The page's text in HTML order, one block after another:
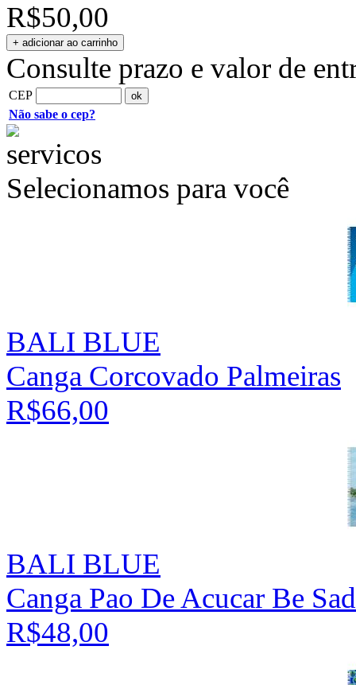
R$50,00
Consulte prazo e valor de
CEP
Não sabe o cep?
Selecionamos para você
BALI BLUE
Canga Corcovado Palmeiras
R$66,00
BALI BLUE
Canga Pao De Acucar Be
R$48,00